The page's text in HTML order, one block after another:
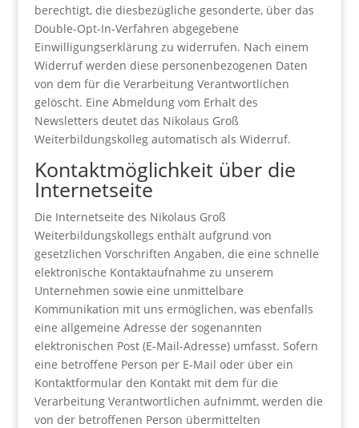
berechtigt, die diesbezügliche gesonderte, über das
Double-Opt-In-Verfahren abgegebene
Einwilligungserklärung zu widerrufen. Nach einem
Widerruf werden diese personenbezogenen Daten
von dem für die Verarbeitung Verantwortlichen
gelöscht. Eine Abmeldung vom Erhalt des
Newsletters deutet das Nikolaus Groß
Weiterbildungskolleg automatisch als Widerruf.
Kontaktmöglichkeit über die
Internetseite
Die Internetseite des Nikolaus Groß
Weiterbildungskollegs enthält aufgrund von
gesetzlichen Vorschriften Angaben, die eine schnelle
elektronische Kontaktaufnahme zu unserem
Unternehmen sowie eine unmittelbare
Kommunikation mit uns ermöglichen, was ebenfalls
eine allgemeine Adresse der sogenannten
elektronischen Post (E-Mail-Adresse) umfasst. Sofern
eine betroffene Person per E-Mail oder über ein
Kontaktformular den Kontakt mit dem für die
Verarbeitung Verantwortlichen aufnimmt, werden die
von der betroffenen Person übermittelten